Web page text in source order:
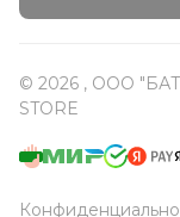
© 2026 , ООО
STORE